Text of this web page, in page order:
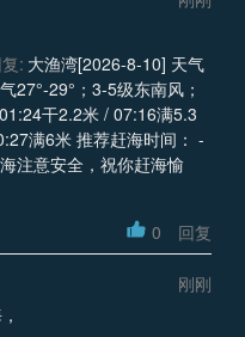
: 大渔湾[2026-8-10] 天气
27°-29°；3-5级东南风；
干2.2米 / 07:16满5.3
满6米 推荐赶海时间： -
注意安全，祝你赶海愉
0 回复
刚刚